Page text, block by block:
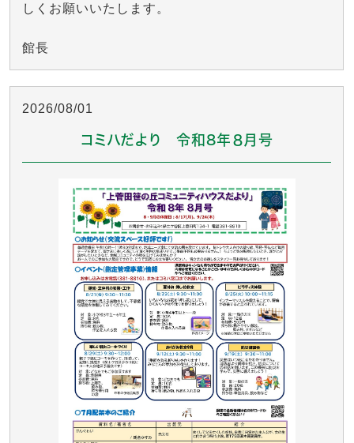
しくお願いいたします。
館長
2026/08/01
コミハだより 令和8年８月号